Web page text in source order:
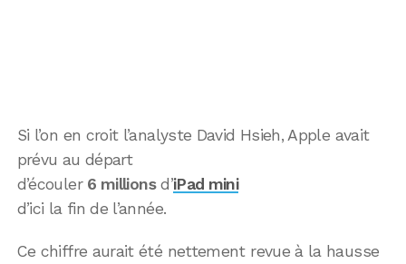
Si l’on en croit l’analyste David Hsieh, Apple avait
prévu au départ
d’écouler 6 millionsd’iPad mini
d’ici la fin de l’année.
Ce chiffre aurait été nettement revue à la hausse